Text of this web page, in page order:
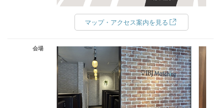
マップ・アクセス案内を見る
会場